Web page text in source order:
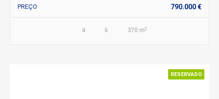
PREÇO 790.000 €
4 6 370 m2
RESERVADO